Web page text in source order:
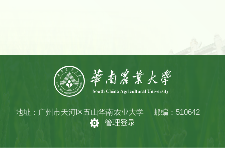
地址：广州市天河区五山华南农业大学
邮编：510642
管理登录